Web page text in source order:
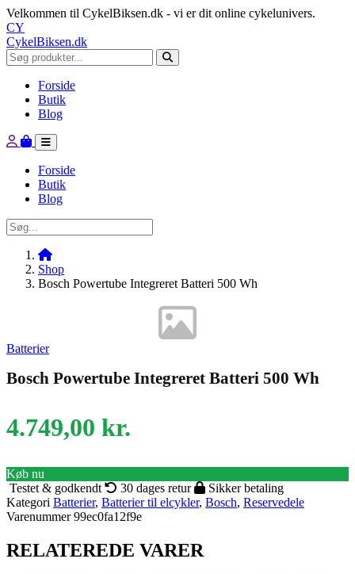
Velkommen til CykelBiksen.dk - vi er dit online cykelunivers.
CY
CykelBiksen.dk
Forside
Butik
Blog
Forside
Butik
Blog
Shop
Bosch Powertube Integreret Batteri 500 Wh
Batterier
Bosch Powertube Integreret Batteri 500 Wh
4.749,00 kr.
Køb nu
Testet & godkendt
30 dages retur
Sikker betaling
Kategori Batterier, Batterier til elcykler, Bosch, Reservedele
Varenummer 99ec0fa12f9e
RELATEREDE VARER